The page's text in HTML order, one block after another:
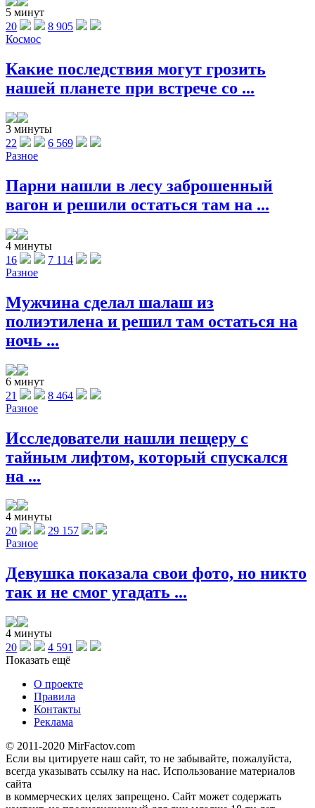
5 минут
20
8 905
Космос
Какие последствия могут грозить
нашей планете при встрече со ...
3 минуты
22
6 569
Разное
Парни нашли в лесу заброшенный
вагон и решили остаться там на ...
4 минуты
16
7 114
Разное
Мужчина сделал шалаш из
полиэтилена и решил там остаться на
ночь ...
6 минут
21
8 464
Разное
Исследователи нашли пещеру с
тайным лифтом, который спускался
на ...
4 минуты
20
29 157
Разное
Девушка показала свои фото, но никто
так и не смог угадать ...
4 минуты
20
4 591
Показать ещё
О проекте
Правила
Контакты
Реклама
© 2011-2020 MirFactov.com
Если вы цитируете наш сайт, то не забывайте, пожалуйста,
всегда указывать ссылку на нас. Использование материалов
сайта
в коммерческих целях запрещено. Сайт может содержать